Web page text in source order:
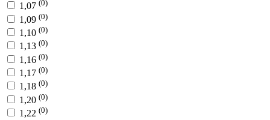
1,07 (0)
1,09 (0)
1,10 (0)
1,13 (0)
1,16 (0)
1,17 (0)
1,18 (0)
1,20 (0)
1,22 (0)